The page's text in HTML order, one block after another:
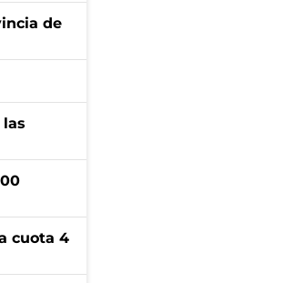
de
cuota 4